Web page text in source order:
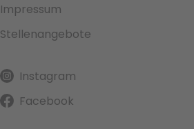
Impressum
Stellenangebote
Instagram
Facebook